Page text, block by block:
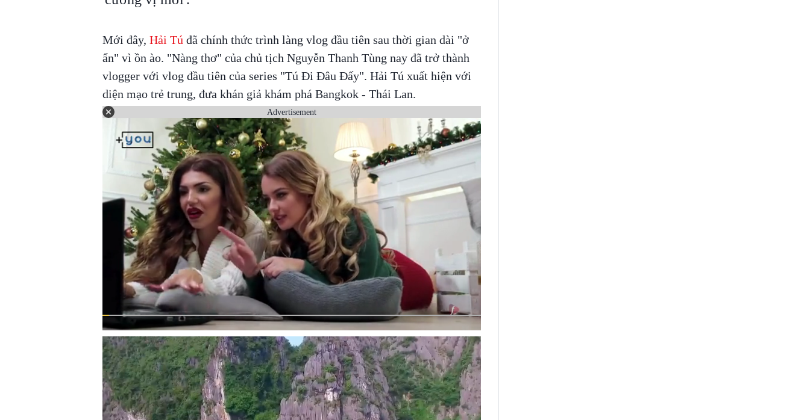
Mới đây, Hải Tú đã chính thức trình làng vlog đầu tiên sau thời gian dài "ở
ẩn" vì ồn ào. "Nàng thơ" của chủ tịch Nguyễn Thanh Tùng nay đã trở thành
vlogger với vlog đầu tiên của series "Tú Đi Đâu Đấy". Hải Tú xuất hiện với
diện mạo trẻ trung, đưa khán giả khám phá Bangkok - Thái Lan.
Advertisement